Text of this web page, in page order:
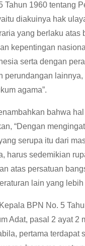
Tahun 1960 tentang
diakuinya hak
yang berlaku
kepentingan
serta dengan
perundangan
agama”.
bahwa
“Dengan
serupa itu dari
harus sedemikian
atas persatuan
lain yang lebih
BPN No. 5
Adat, pasal 2 ayat 2
pertama terdapat